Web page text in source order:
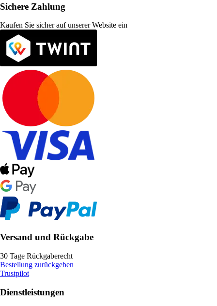
Sichere Zahlung
Kaufen Sie sicher auf unserer Website ein
Versand und Rückgabe
30 Tage Rückgaberecht
Bestellung zurückgeben
Trustpilot
Dienstleistungen